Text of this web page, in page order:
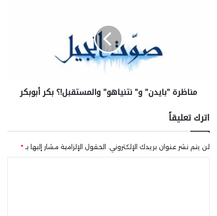
مناظرة "بايدن" و" نتنياهو" والمستقبل!؟ بكر أبوبكر
اترك تعليقاً
لن يتم نشر عنوان بريدك الإلكتروني. الحقول الإلزامية مشار إليها بـ *